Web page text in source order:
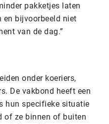
pakketjes laten
en bijvoorbeeld niet
van de dag.”
onder koeriers,
De vakbond heeft een
hun specifieke situatie
of ze binnen of buiten